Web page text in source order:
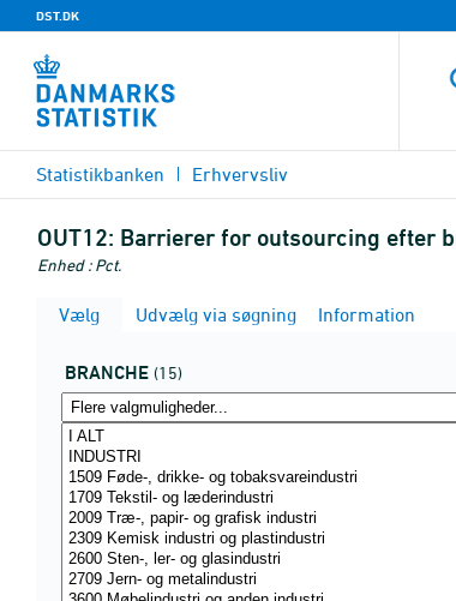
DST.DK
Statistikbanken Erhvervsliv
OUT12: Barrierer for outsourcing efter
Enhed : Pct.
Vælg Udvælg via søgning Information
BRANCHE (15)